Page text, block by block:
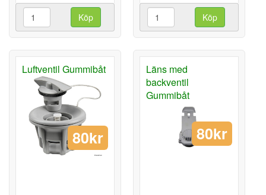
Köp Köp
Luftventil Gummibåt
80kr
Läns med
backventil
Gummibåt
80kr